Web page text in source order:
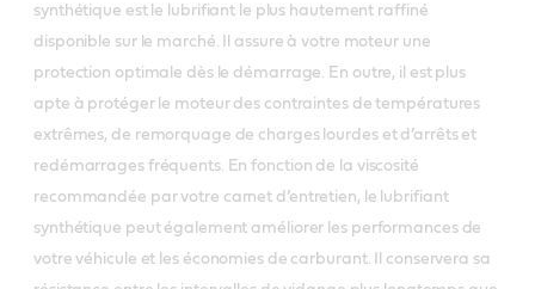
synthétique est le lubrifiant le plus hautement raffiné
disponible sur le marché. Il assure à votre moteur une
protection optimale dès le démarrage. En outre, il est plus
apte à protéger le moteur des contraintes de températures
extrêmes, de remorquage de charges lourdes et d’arrêts et
redémarrages fréquents. En fonction de la viscosité
recommandée par votre carnet d’entretien, le lubrifiant
synthétique peut également améliorer les performances de
votre véhicule et les économies de carburant. Il conservera sa